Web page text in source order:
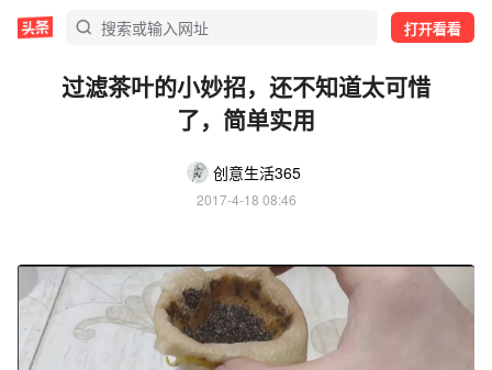
打开看看
过滤茶叶的小妙招，还不知道太可惜
了，简单实用
创意生活365
2017-4-18 08:46